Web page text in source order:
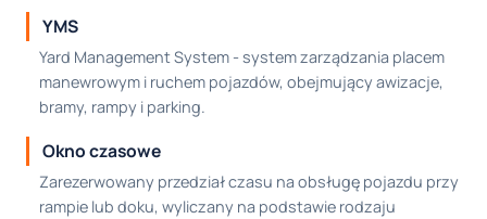
YMS
Yard Management System - system zarządzania placem
manewrowym i ruchem pojazdów, obejmujący awizacje,
bramy, rampy i parking.
Okno czasowe
Zarezerwowany przedział czasu na obsługę pojazdu przy
rampie lub doku, wyliczany na podstawie rodzaju